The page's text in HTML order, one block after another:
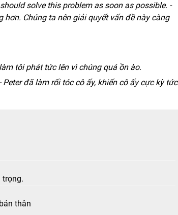
solve this problem as soon as possible. -
Chúng ta nên giải quyết vấn đề này càng
tôi phát tức lên vì chúng quá ồn ào.
đã làm rối tóc cô ấy, khiến cô ấy cực kỳ tức
trọng.
thân